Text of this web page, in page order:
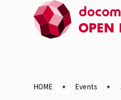
HOME Events